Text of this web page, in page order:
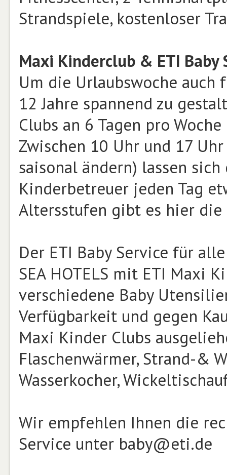
Strandspiele, kostenloser
Maxi Kinderclub & ETI Baby
Um die Urlaubswoche auch
12 Jahre spannend zu
Clubs an 6 Tagen pro
Zwischen 10 Uhr und 17
saisonal ändern) lassen
Kinderbetreuer jeden Tag
Altersstufen gibt es hier die
Der ETI Baby Service für
SEA HOTELS mit ETI Maxi
verschiedene Baby
Verfügbarkeit und gegen
Maxi Kinder Clubs
Flaschenwärmer, Strand-&
Wasserkocher,
Wir empfehlen Ihnen die
Service unter baby@eti.de